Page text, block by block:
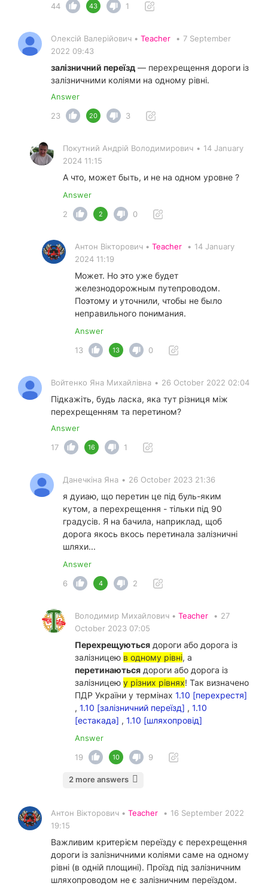
44 43 1
Олексій Валерійович • Teacher • 7 September
2022 09:43
залізничний переїзд — перехрещення дороги із
залізничними коліями на одному рівні.
Answer
23
20 3
Покутний Андрiй Володимирович • 14 January
2024 11:15
А что, может быть, и не на одном уровне ?
Answer
2
2 0
Антон Вікторович • Teacher • 14 January
2024 11:19
Может. Но это уже будет
железнодорожным путепроводом.
Поэтому и уточнили, чтобы не было
неправильного понимания.
Answer
13
13 0
Войтенко Яна Михайлівна • 26 October 2022 02:04
Підкажіть, будь ласка, яка тут різниця між
перехрещенням та перетином?
Answer
17
16 1
Данечкіна Яна • 26 October 2023 21:36
я дуиаю, що перетин це під буль-яким
кутом, а перехрещення - тільки під 90
градусів. Я на бачила, наприклад, щоб
дорога якось вкось перетинала залізничні
шляхи...
Answer
6
4 2
Володимир Михайлович • Teacher • 27
October 2023 07:05
Перехрещуються дороги або дорога із
залізницею в одному рівні, а
перетинаються дороги або дорога із
залізницею у різних рівнях! Так визначено
ПДР України у термінах 1.10 [перехрестя]
, 1.10 [залізничний переїзд] , 1.10
[естакада] , 1.10 [шляхопровід]
Answer
19
10 9
2 more answers
Антон Вікторович • Teacher • 16 September 2022
19:15
Важливим критерієм переїзду є перехрещення
дороги із залізничними коліями саме на одному
рівні (в одній площині). Проїзд під залізничним
шляхопроводом не є залізничним переїздом.